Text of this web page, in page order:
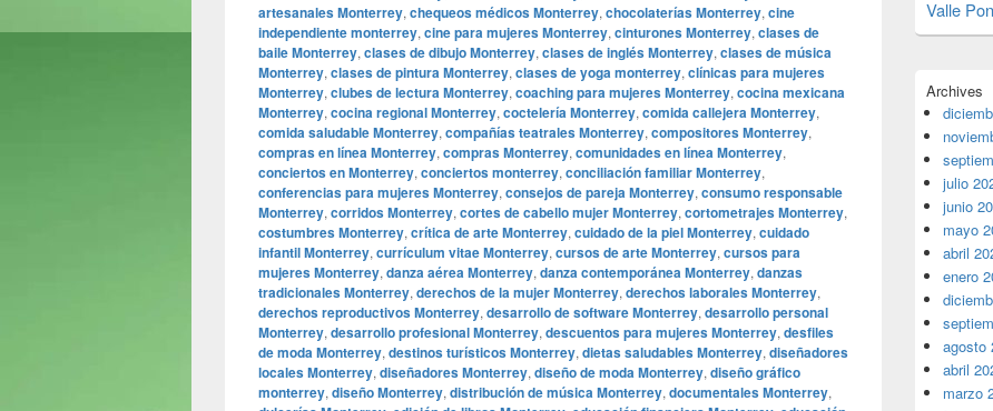
artesanales Monterrey, chequeos médicos Monterrey, chocolaterías Monterrey, cine
independiente monterrey, cine para mujeres Monterrey, cinturones Monterrey, clases de
baile Monterrey, clases de dibujo Monterrey, clases de inglés Monterrey, clases de música
Monterrey, clases de pintura Monterrey, clases de yoga monterrey, clínicas para mujeres
Monterrey, clubes de lectura Monterrey, coaching para mujeres Monterrey, cocina mexicana
Monterrey, cocina regional Monterrey, coctelería Monterrey, comida callejera Monterrey,
comida saludable Monterrey, compañías teatrales Monterrey, compositores Monterrey,
compras en línea Monterrey, compras Monterrey, comunidades en línea Monterrey,
conciertos en Monterrey, conciertos monterrey, conciliación familiar Monterrey,
conferencias para mujeres Monterrey, consejos de pareja Monterrey, consumo responsable
Monterrey, corridos Monterrey, cortes de cabello mujer Monterrey, cortometrajes Monterrey,
costumbres Monterrey, crítica de arte Monterrey, cuidado de la piel Monterrey, cuidado
infantil Monterrey, currículum vitae Monterrey, cursos de arte Monterrey, cursos para
mujeres Monterrey, danza aérea Monterrey, danza contemporánea Monterrey, danzas
tradicionales Monterrey, derechos de la mujer Monterrey, derechos laborales Monterrey,
derechos reproductivos Monterrey, desarrollo de software Monterrey, desarrollo personal
Monterrey, desarrollo profesional Monterrey, descuentos para mujeres Monterrey, desfiles
de moda Monterrey, destinos turísticos Monterrey, dietas saludables Monterrey, diseñadores
locales Monterrey, diseñadores Monterrey, diseño de moda Monterrey, diseño gráfico
monterrey, diseño Monterrey, distribución de música Monterrey, documentales Monterrey,
Valle
Archives
julio
junio
mayo
abril
enero
agosto
abril
marzo